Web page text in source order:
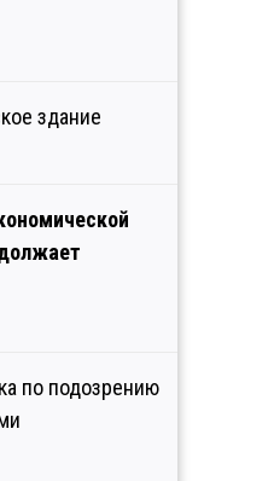
здание
по подозрению